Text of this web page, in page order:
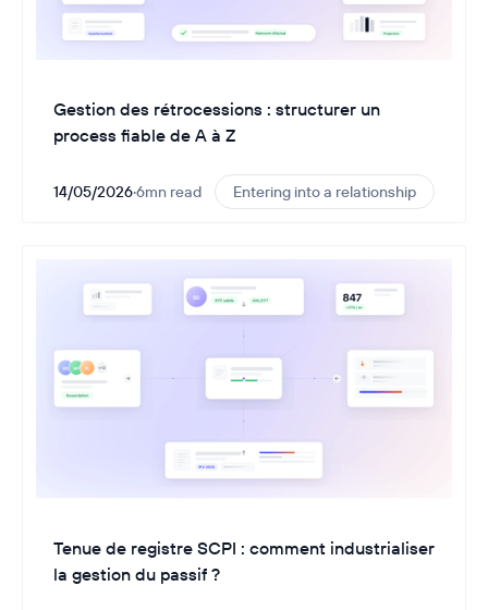
Gestion des rétrocessions : structurer un
process fiable de A à Z
14/05/2026·6mn read Entering into a relationship
Tenue de registre SCPI : comment industrialiser
la gestion du passif ?